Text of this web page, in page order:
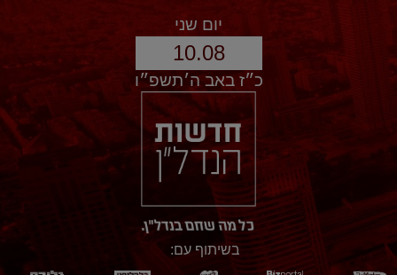
יום שני
10.08
כ״ז באב ה׳תשפ״ו
בשיתוף עם: